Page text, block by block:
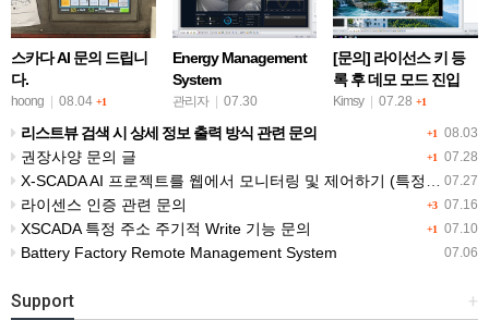
스카다 AI 문의 드립니
다.
hoong 08.04 +1
Energy Management
System
(OpenWeather API를
활용한 날씨 정보 조회)
관리자 07.30
[문의] 라이선스 키 등
록 후 데모 모드 진입
및 10분 후 자동 종료
Kimsy 07.28+1
+1 08.03
리스트뷰 검색 시 상세 정보 출력 방식 관련 문의
+1 07.28
권장사양 문의 글
07.27
X-SCADA AI 프로젝트를 웹에서 모니터링 및 제어하기 (특정 페이지만 내보내기)
+3 07.16
라이센스 인증 관련 문의
+1 07.10
XSCADA 특정 주소 주기적 Write 기능 문의
07.06
Battery Factory Remote Management System
+
Support